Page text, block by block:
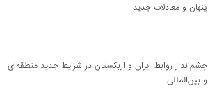
پنهان و معادلات جدید
چشم‌انداز روابط ایران و ازبکستان در شرایط جدید منطقه‌ای
و بین‌المللی